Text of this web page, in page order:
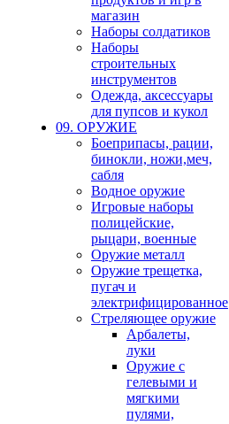
магазин
Наборы солдатиков
Наборы
строительных
инструментов
Одежда, аксессуары
для пупсов и кукол
09. ОРУЖИЕ
Боеприпасы, рации,
бинокли, ножи,меч,
сабля
Водное оружие
Игровые наборы
полицейские,
рыцари, военные
Оружие металл
Оружие трещетка,
пугач и
электрифицированное
Стреляющее оружие
Арбалеты,
луки
Оружие с
гелевыми и
мягкими
пулями,